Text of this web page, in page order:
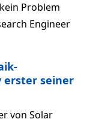
Problem
Engineer
erster seiner
von Solar